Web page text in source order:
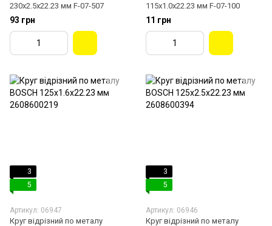
230х2.5х22.23 мм F-07-507
93 грн
115х1.0х22.23 мм F-07-100
11 грн
3
5
Артикул: 06947
Круг відрізний по металу
3
5
Артикул: 06946
Круг відрізний по металу